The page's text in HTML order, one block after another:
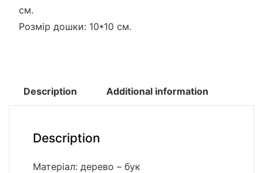
см.
Розмір дошки: 10*10 см.
Description Additional information
Description
Матеріал: дерево – бук